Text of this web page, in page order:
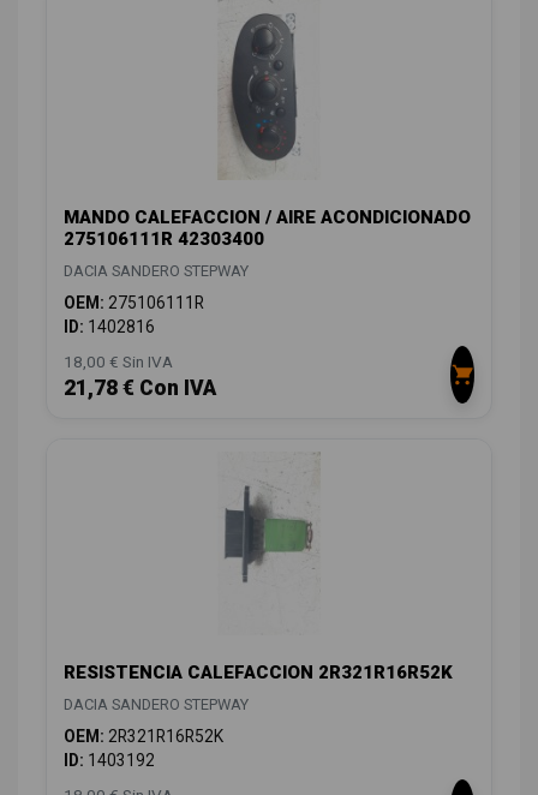
MANDO CALEFACCION / AIRE ACONDICIONADO
275106111R 42303400
DACIA SANDERO STEPWAY
OEM: 275106111R
ID: 1402816
18,00 € Sin IVA
21,78 € Con IVA
RESISTENCIA CALEFACCION 2R321R16R52K
DACIA SANDERO STEPWAY
OEM: 2R321R16R52K
ID: 1403192